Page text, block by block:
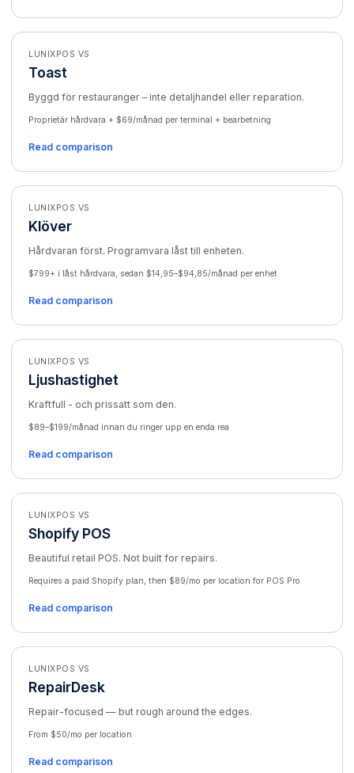
LUNIXPOS VS
Toast
Byggd för restauranger – inte detaljhandel eller reparation.
Proprietär hårdvara + $69/månad per terminal + bearbetning
Read comparison
LUNIXPOS VS
Klöver
Hårdvaran först. Programvara låst till enheten.
$799+ i låst hårdvara, sedan $14,95–$94,85/månad per enhet
Read comparison
LUNIXPOS VS
Ljushastighet
Kraftfull - och prissatt som den.
$89–$199/månad innan du ringer upp en enda rea
Read comparison
LUNIXPOS VS
Shopify POS
Beautiful retail POS. Not built for repairs.
Requires a paid Shopify plan, then $89/mo per location for POS Pro
Read comparison
LUNIXPOS VS
RepairDesk
Repair-focused — but rough around the edges.
From $50/mo per location
Read comparison